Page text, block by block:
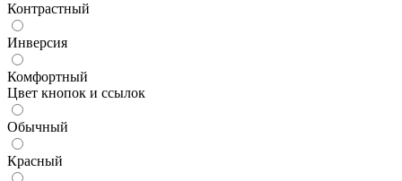
Контрастный
Инверсия
Комфортный
Цвет кнопок и ссылок
Обычный
Красный